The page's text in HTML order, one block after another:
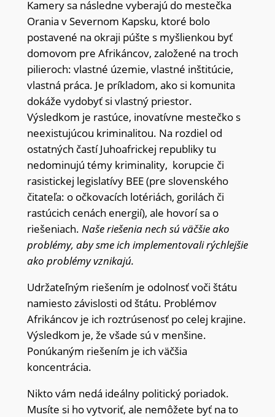
Kamery sa následne vyberajú do mestečka
Orania v Severnom Kapsku, ktoré bolo
postavené na okraji púšte s myšlienkou byť
domovom pre Afrikáncov, založené na troch
pilieroch: vlastné územie, vlastné inštitúcie,
vlastná práca. Je príkladom, ako si komunita
dokáže vydobyť si vlastný priestor.
Výsledkom je rastúce, inovatívne mestečko s
neexistujúcou kriminalitou. Na rozdiel od
ostatných častí Juhoafrickej republiky tu
nedominujú témy kriminality, korupcie či
rasistickej legislatívy BEE (pre slovenského
čitateľa: o očkovacích lotériách, gorilách či
rastúcich cenách energií), ale hovorí sa o
riešeniach. Naše riešenia nech sú väčšie ako
problémy, aby sme ich implementovali rýchlejšie
ako problémy vznikajú.
Udržateľným riešením je odolnosť voči štátu
namiesto závislosti od štátu. Problémov
Afrikáncov je ich roztrúsenosť po celej krajine.
Výsledkom je, že všade sú v menšine.
Ponúkaným riešením je ich väčšia
koncentrácia.
Nikto vám nedá ideálny politický poriadok.
Musíte si ho vytvoriť, ale nemôžete byť na to